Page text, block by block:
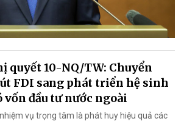
quyết 10-NQ/TW: Chuyển
FDI sang phát triển hệ sinh
đầu tư nước ngoài
vụ trọng tâm là phát huy hiệu quả các